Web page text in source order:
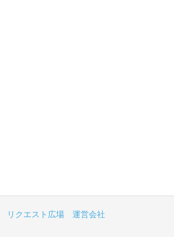
リクエスト広場 運営会社